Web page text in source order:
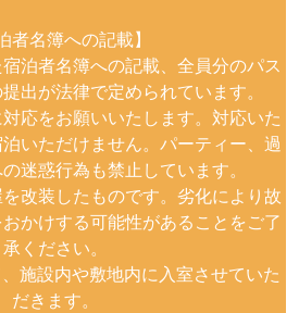
者名簿への記載】
泊者名簿への記載、全員分のパス
出が法律で定められています。
応をお願いいたします。対応いた
いただけません。パーティー、過
迷惑行為も禁止しています。
改装したものです。劣化により故
かけする可能性があることをご了
承ください。
施設内や敷地内に入室させていた
だきます。